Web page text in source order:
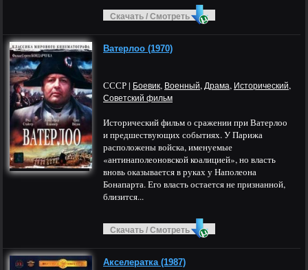
Скачать / Смотреть
Ватерлоо (1970)
СССР | Боевик, Военный, Драма, Исторический,
Советский фильм
Исторический фильм о сражении при Ватерлоо
и предшествующих событиях. У Парижа
расположены войска, именуемые
«антинаполеоновской коалицией», но власть
вновь оказывается в руках у Наполеона
Бонапарта. Его власть остается не признанной,
близится...
Скачать / Смотреть
Акселератка (1987)